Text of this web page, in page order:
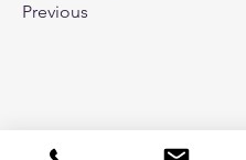
Previous